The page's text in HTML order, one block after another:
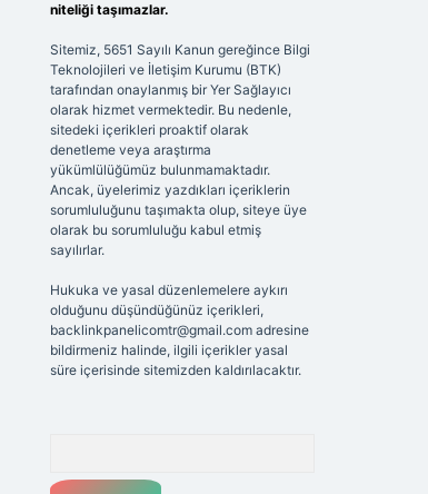
niteliği taşımazlar.
Sitemiz, 5651 Sayılı Kanun gereğince Bilgi
Teknolojileri ve İletişim Kurumu (BTK)
tarafından onaylanmış bir Yer Sağlayıcı
olarak hizmet vermektedir. Bu nedenle,
sitedeki içerikleri proaktif olarak
denetleme veya araştırma
yükümlülüğümüz bulunmamaktadır.
Ancak, üyelerimiz yazdıkları içeriklerin
sorumluluğunu taşımakta olup, siteye üye
olarak bu sorumluluğu kabul etmiş
sayılırlar.
Hukuka ve yasal düzenlemelere aykırı
olduğunu düşündüğünüz içerikleri,
backlinkpanelicomtr@gmail.comadresine
bildirmeniz halinde, ilgili içerikler yasal
süre içerisinde sitemizden kaldırılacaktır.